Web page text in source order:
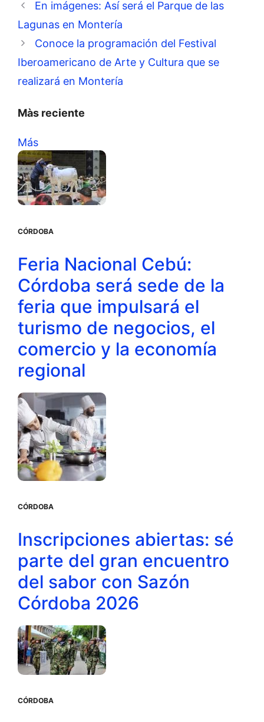
En imágenes: Así será el Parque de las
Lagunas en Montería
Conoce la programación del Festival
Iberoamericano de Arte y Cultura que se
realizará en Montería
Màs reciente
Más
CÓRDOBA
Feria Nacional Cebú:
Córdoba será sede de la
feria que impulsará el
turismo de negocios, el
comercio y la economía
regional
CÓRDOBA
Inscripciones abiertas: sé
parte del gran encuentro
del sabor con Sazón
Córdoba 2026
CÓRDOBA